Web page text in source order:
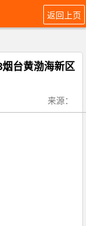
返回上页
台黄渤海新区
来源：